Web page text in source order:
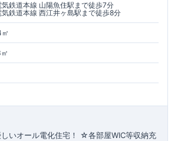
気鉄道本線 山陽魚住駅まで徒歩7分
気鉄道本線 西江井ヶ島駅まで徒歩8分
いオール電化住宅！ ☆各部屋WIC等収納充